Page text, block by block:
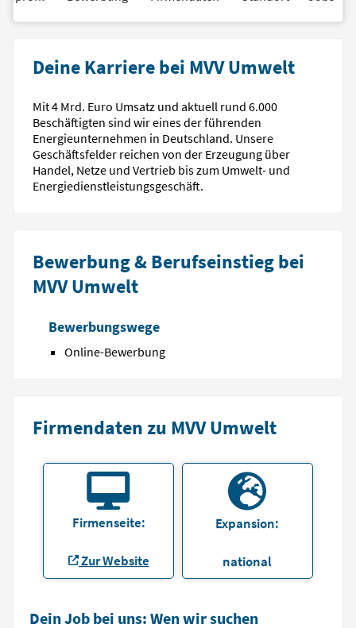
Deine Karriere bei MVV Umwelt
Mit 4 Mrd. Euro Umsatz und aktuell rund 6.000
Beschäftigten sind wir eines der führenden
Energieunternehmen in Deutschland. Unsere
Geschäftsfelder reichen von der Erzeugung über
Handel, Netze und Vertrieb bis zum Umwelt- und
Energiedienstleistungsgeschäft.
Bewerbung & Berufseinstieg bei
MVV Umwelt
Bewerbungswege
Online-Bewerbung
Firmendaten zu MVV Umwelt
Firmenseite:
Zur Website
Expansion:
national
Dein Job bei uns: Wen wir suchen